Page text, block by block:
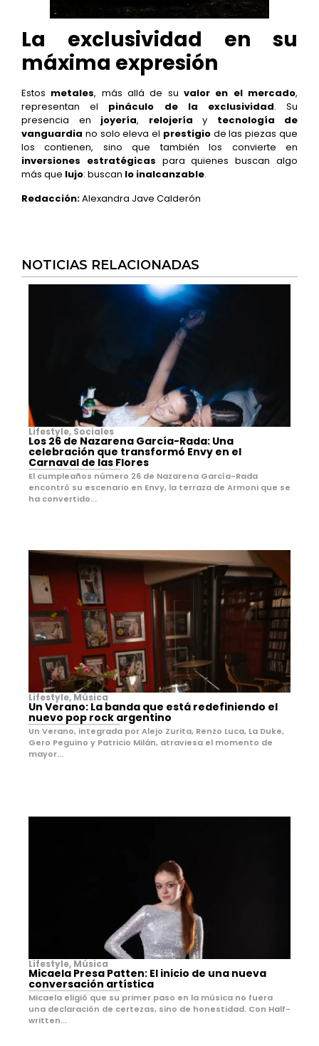
La exclusividad en su
máxima expresión
Estos metales, más allá de suvalor en el mercado,
representan el pináculo de la exclusividad. Su
presencia en joyería, relojería y tecnología de
vanguardia no solo eleva el prestigiode las piezas que
los contienen, sino que también los convierte en
inversiones estratégicas para quienes buscan algo
más que lujo: buscan lo inalcanzable.
Redacción:Alexandra Jave Calderón
NOTICIAS RELACIONADAS
Lifestyle, Sociales
Los 26 de Nazarena García-Rada: Una
celebración que transformó Envy en el
Carnaval de las Flores
El cumpleaños número 26 de Nazarena García-Rada
encontró su escenario en Envy, la terraza de Armoni que se
ha convertido...
Lifestyle, Música
Un Verano: La banda que está redefiniendo el
nuevo pop rock argentino
Un Verano, integrada por Alejo Zurita, Renzo Luca, La Duke,
Gero Peguino y Patricio Milán, atraviesa el momento de
mayor...
Lifestyle, Música
Micaela Presa Patten: El inicio de una nueva
conversación artística
Micaela eligió que su primer paso en la música no fuera
una declaración de certezas, sino de honestidad. Con Half-
written...